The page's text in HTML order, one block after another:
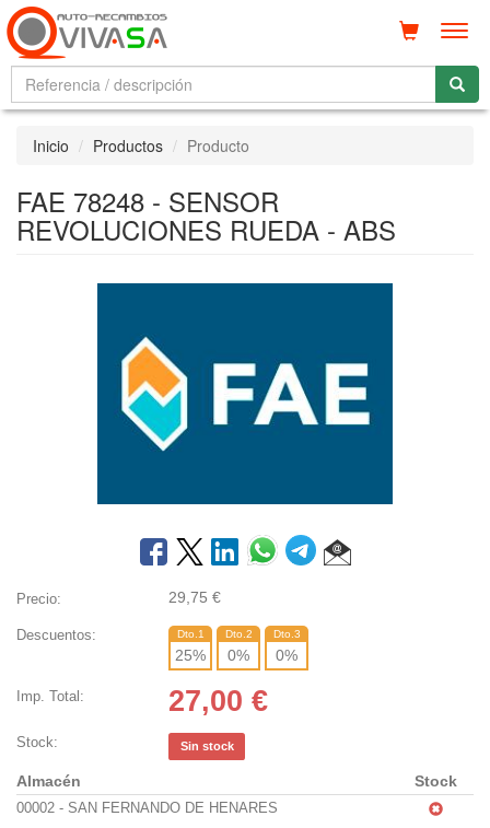
Inicio Productos Producto
FAE 78248 - SENSOR
REVOLUCIONES RUEDA - ABS
Precio: 29,75 €
Descuentos: Dto.1
25%
Dto.2
0%
Dto.3
0%
Imp. Total: 27,00 €
Stock: Sin stock
Almacén Stock
00002 - SAN FERNANDO DE HENARES